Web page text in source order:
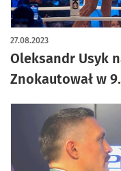
Oleksandr Usyk
Znokautował w
27.08.2023